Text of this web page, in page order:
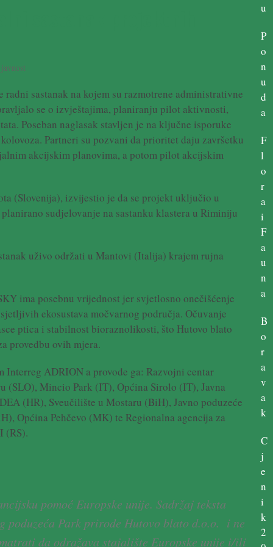
sastanak na kojem su razmotrene administrativne
se o izvještajima, planiranju pilot aktivnosti,
Poseban naglasak stavljen je na ključne isporuke
Partneri su pozvani da prioritet daju završetku
akcijskim planovima, a potom pilot akcijskim
(Slovenija), izvijestio je da se projekt uključio u
sudjelovanje na sastanku klastera u Riminiju
uživo održati u Mantovi (Italija) krajem rujna
ima posebnu vrijednost jer svjetlosno onečišćenje
ekosustava močvarnog područja. Očuvanje
ptica i stabilnost bioraznolikosti, što Hutovo blato
provedbu ovih mjera.
ADRION a provode ga: Razvojni centar
(SLO), Mincio Park (IT), Općina Sirolo (IT), Javna
(HR), Sveučilište u Mostaru (BiH), Javno poduzeće
Općina Pehčevo (MK) te Regionalna agencija za
(RS).
pomoć Europske unije. Sadržaj teksta
poduzeća Park prirode Hutovo blato d.o.o. i ne
da odražava stajalište Europske unije i/ili
u
P
o
n
u
d
a
F
l
o
r
a
i
F
a
u
n
a
B
o
r
a
v
a
k
C
j
e
n
i
k
2